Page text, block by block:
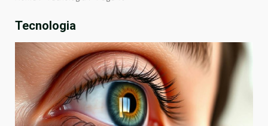
Tecnologia